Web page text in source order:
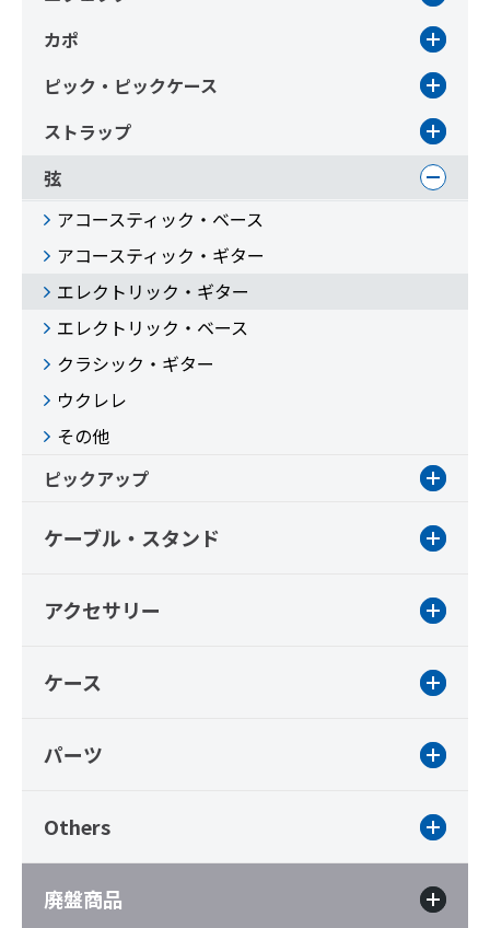
カポ
ピック・ピックケース
ストラップ
弦
アコースティック・ベース
アコースティック・ギター
エレクトリック・ギター
エレクトリック・ベース
クラシック・ギター
ウクレレ
その他
ピックアップ
ケーブル・スタンド
アクセサリー
ケース
パーツ
Others
廃盤商品